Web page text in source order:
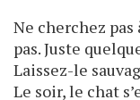
Ne cherchez pas
pas. Juste
Laissez-le
Le soir, le chat